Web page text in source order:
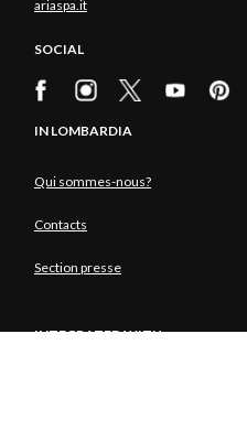
ariaspa.it
SOCIAL
IN LOMBARDIA
Qui sommes-nous?
Contacts
Section presse
INTEGRATED WITH